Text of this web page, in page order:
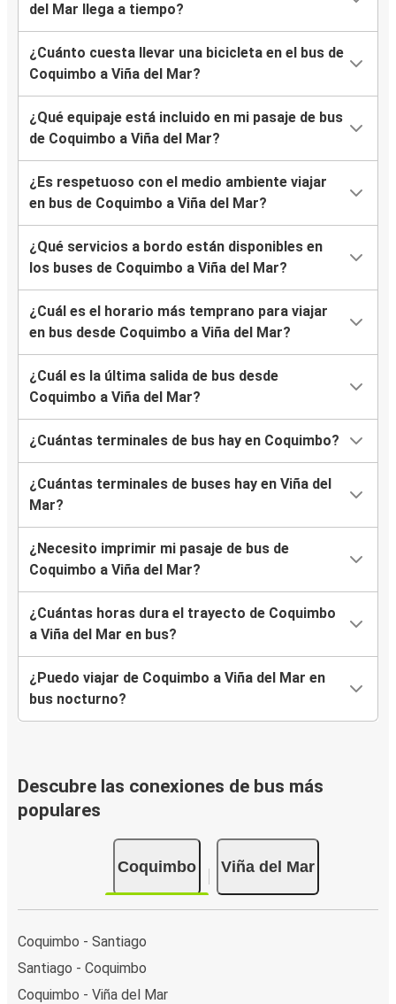
del Mar llega a tiempo?
¿Cuánto cuesta llevar una bicicleta en el bus de
Coquimbo a Viña del Mar?
¿Qué equipaje está incluido en mi pasaje de bus
de Coquimbo a Viña del Mar?
¿Es respetuoso con el medio ambiente viajar
en bus de Coquimbo a Viña del Mar?
¿Qué servicios a bordo están disponibles en
los buses de Coquimbo a Viña del Mar?
¿Cuál es el horario más temprano para viajar
en bus desde Coquimbo a Viña del Mar?
¿Cuál es la última salida de bus desde
Coquimbo a Viña del Mar?
¿Cuántas terminales de bus hay en Coquimbo?
¿Cuántas terminales de buses hay en Viña del
Mar?
¿Necesito imprimir mi pasaje de bus de
Coquimbo a Viña del Mar?
¿Cuántas horas dura el trayecto de Coquimbo
a Viña del Mar en bus?
¿Puedo viajar de Coquimbo a Viña del Mar en
bus nocturno?
Descubre las conexiones de bus más
populares
Coquimbo Viña del Mar
Coquimbo - Santiago
Santiago - Coquimbo
Coquimbo - Viña del Mar